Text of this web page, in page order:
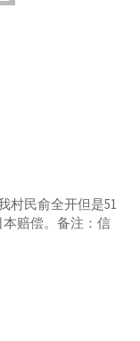
村民俞全开但是51
赔偿。备注：信